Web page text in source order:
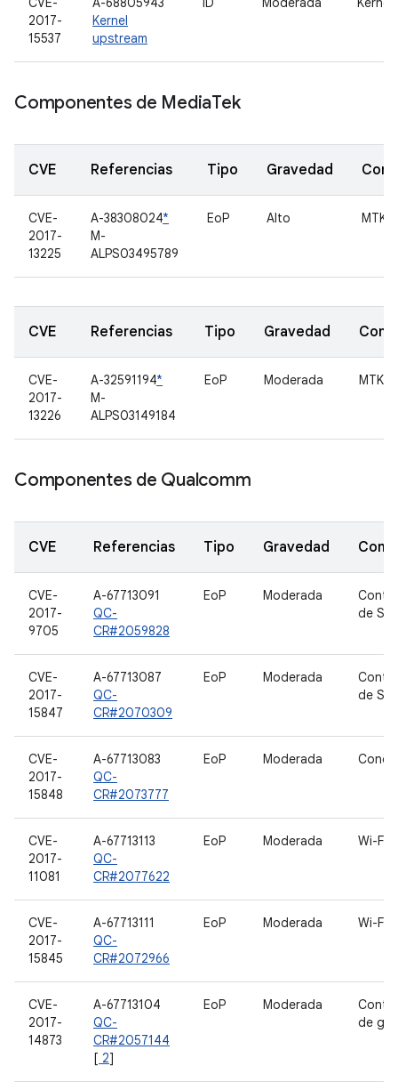
2017-
15537
Kernel
upstream
Componentes de MediaTek
CVE Referencias Tipo Gravedad
CVE-
2017-
13225
A-38308024*
M-
ALPS03495789
EoP Alto MTK
CVE Referencias Tipo Gravedad
CVE-
2017-
13226
A-32591194*
M-
ALPS03149184
EoP Moderada MTK
Componentes de Qualcomm
CVE Referencias Tipo Gravedad
CVE-
2017-
9705
A-67713091
QC-
CR#2059828
EoP Moderada
de
CVE-
2017-
15847
A-67713087
QC-
CR#2070309
EoP Moderada
de
CVE-
2017-
15848
A-67713083
QC-
CR#2073777
EoP Moderada
CVE-
2017-
11081
A-67713113
QC-
CR#2077622
EoP Moderada Wi-Fi
CVE-
2017-
15845
A-67713111
QC-
CR#2072966
EoP Moderada Wi-Fi
CVE-
2017-
14873
A-67713104
QC-
CR#2057144
[ 2]
EoP Moderada
de